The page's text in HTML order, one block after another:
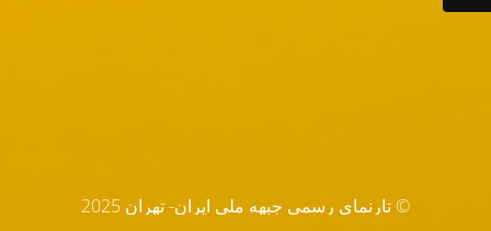
© تارنماي رسمي جبهه ملي ايران- تهران 2025